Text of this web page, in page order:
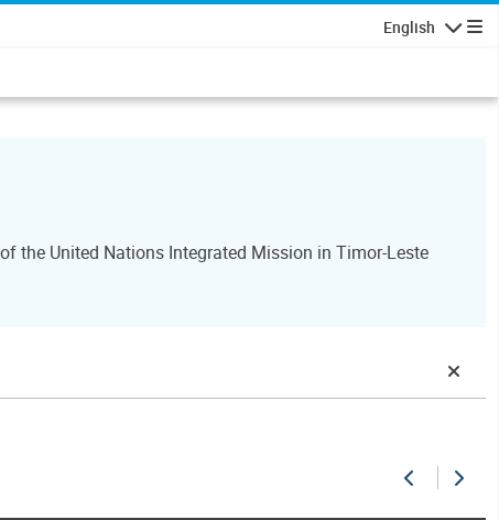
English
the United Nations Integrated Mission in Timor-Leste
PreviousNext